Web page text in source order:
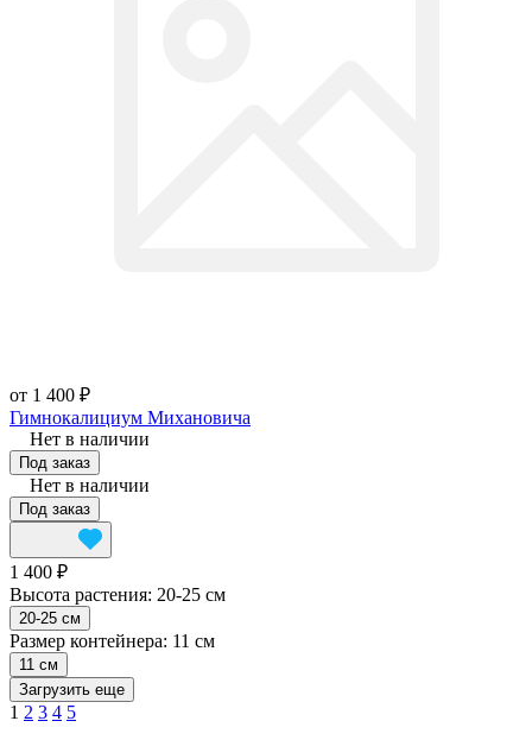
от 1 400 ₽
Гимнокалициум Михановича
Нет в наличии
Под заказ
Нет в наличии
Под заказ
1 400 ₽
Высота растения: 20-25 см
20-25 см
Размер контейнера: 11 см
11 см
Загрузить еще
1 2 3 4 5